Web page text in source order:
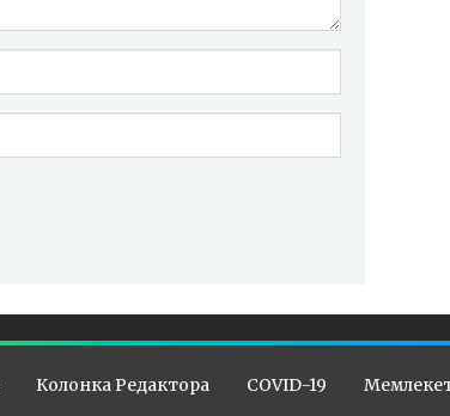
Колонка Редактора COVID-19